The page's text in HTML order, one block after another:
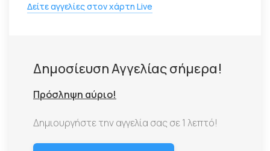
Δείτε αγγελίες στον χάρτη Live
Δημοσίευση Αγγελίας σήμερα!
Πρόσληψη αύριο!
Δημιουργήστε την αγγελία σας σε 1 λεπτό!